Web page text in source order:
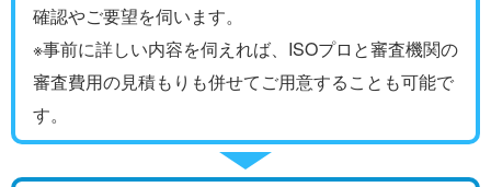
確認やご要望を伺います。
※事前に詳しい内容を伺えれば、ISOプロと審査機関の
審査費用の見積もりも併せてご用意することも可能で
す。